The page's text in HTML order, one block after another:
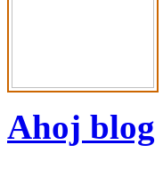
Ahoj blog